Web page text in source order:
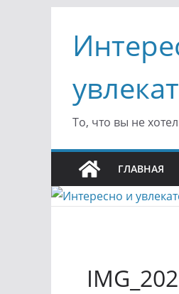
содержимому
То, что вы не
ГЛАВНАЯ